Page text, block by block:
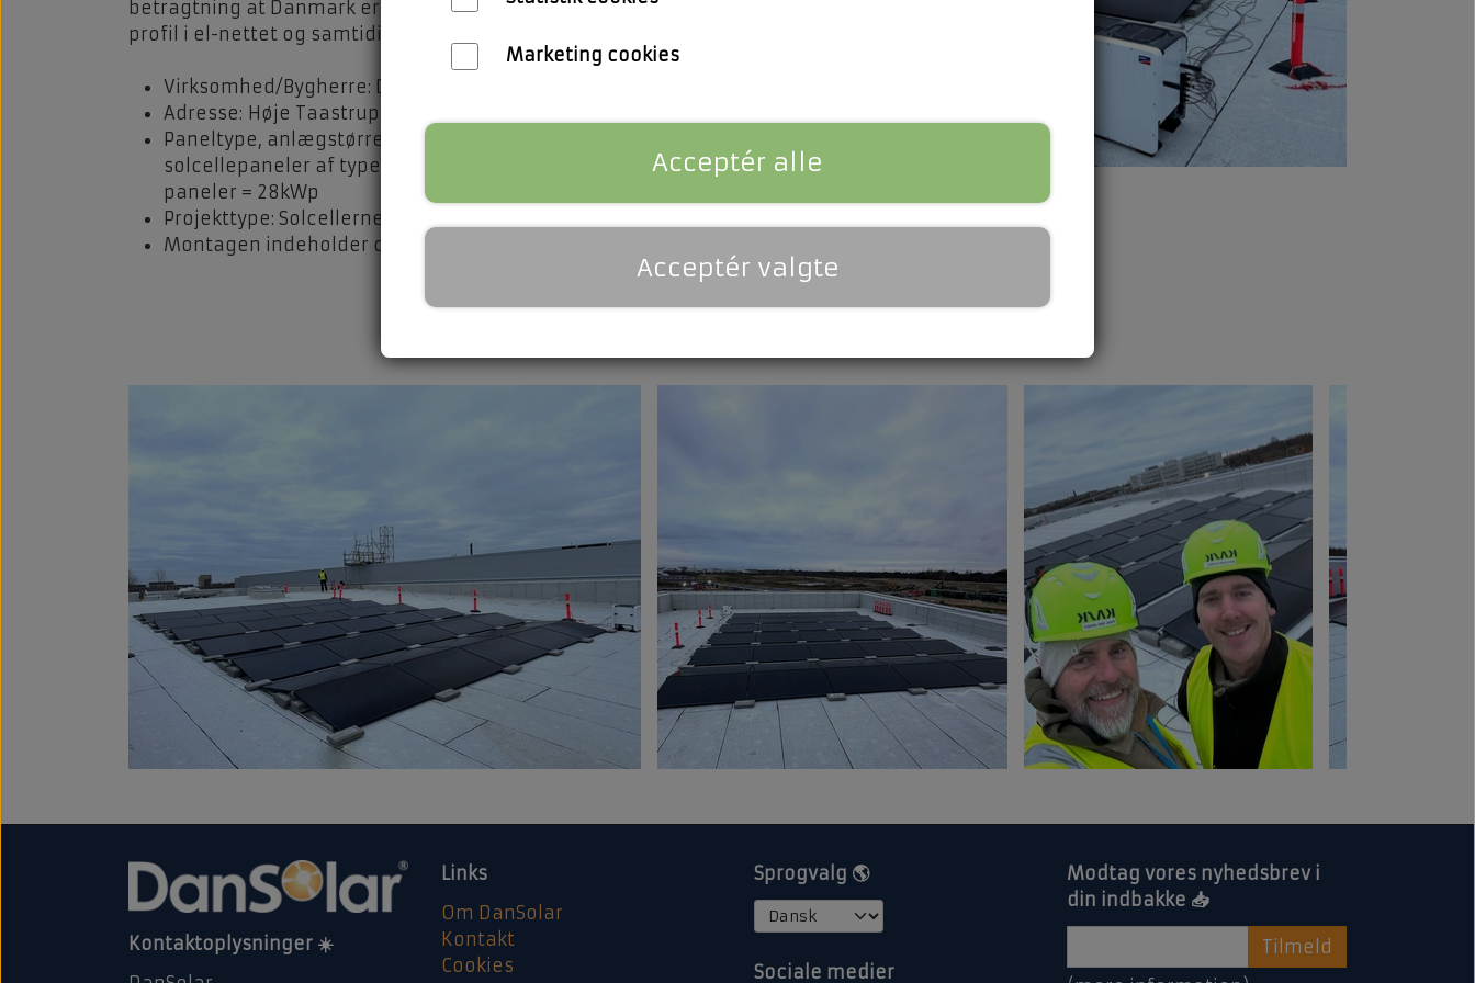
betragtning at Danmark er et af de lande med den grønnest
profil i el-nettet og samtidig en god central placering.
Virksomhed/Bygherre: Datacenter i
Adresse: Høje Taastrup Sjælland
Paneltype, anlægstørrelse, areal: Der er anvendt
solcellepaneler af typen Leapton 460Wp all black, ilat 60
paneler = 28kWp
Projekttype: Solcellerne er monteret på fladt tag øst/vest vendt og med monatgeudstyr fra Renusol
Montagen indeholder også en SMA Core1 inverter, som kan stå frit på et tag.
Kontaktoplysninger ☀️
Links
Om DanSolar
Kontakt
Cookies
Sprogvalg 🌎
Sociale medier
Modtag vores nyhedsbrev i
din indbakke 📥
Tilmeld
Marketing cookies
Acceptér alle
Acceptér valgte